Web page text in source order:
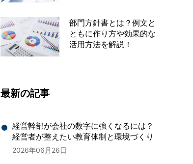
部門方針書とは？例文と
ともに作り方や効果的な
活用方法を解説！
最新の記事
経営幹部が会社の数字に強くなるには？
経営者が整えたい教育体制と環境づくり
2026年06月26日